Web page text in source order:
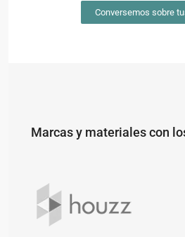
Conversemos sobre
Marcas y materiales con